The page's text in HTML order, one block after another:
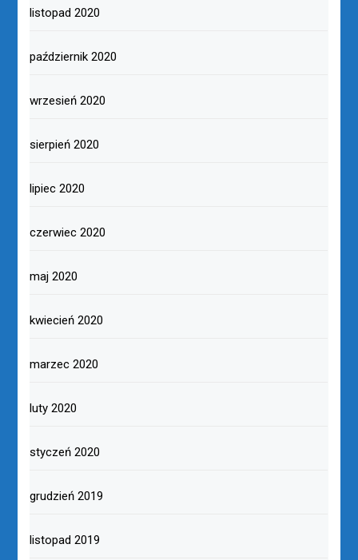
listopad 2020
październik 2020
wrzesień 2020
sierpień 2020
lipiec 2020
czerwiec 2020
maj 2020
kwiecień 2020
marzec 2020
luty 2020
styczeń 2020
grudzień 2019
listopad 2019